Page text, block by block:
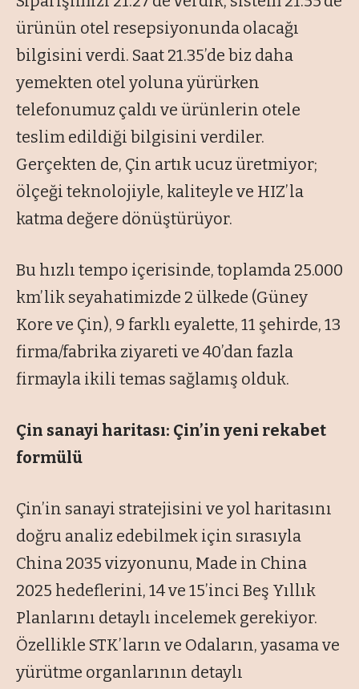
ürünün otel resepsiyonunda olacağı
bilgisini verdi. Saat 21.35’de biz daha
yemekten otel yoluna yürürken
telefonumuz çaldı ve ürünlerin otele
teslim edildiği bilgisini verdiler.
Gerçekten de, Çin artık ucuz üretmiyor;
ölçeği teknolojiyle, kaliteyle ve HIZ’la
katma değere dönüştürüyor.
Bu hızlı tempo içerisinde, toplamda 25.000
km’lik seyahatimizde 2 ülkede (Güney
Kore ve Çin), 9 farklı eyalette, 11 şehirde, 13
firma/fabrika ziyareti ve 40’dan fazla
firmayla ikili temas sağlamış olduk.
Çin sanayi haritası: Çin’in yeni rekabet
formülü
Çin’in sanayi stratejisini ve yol haritasını
doğru analiz edebilmek için sırasıyla
China 2035 vizyonunu, Made in China
2025 hedeflerini, 14 ve 15’inci Beş Yıllık
Planlarını detaylı incelemek gerekiyor.
Özellikle STK’ların ve Odaların, yasama ve
yürütme organlarının detaylı